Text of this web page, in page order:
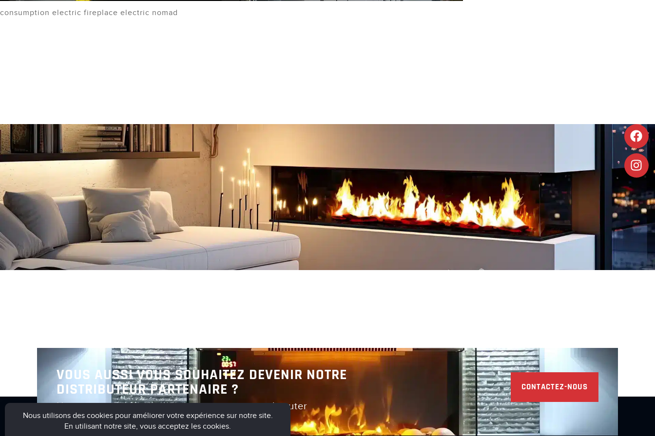
Encastrable
Découvrir
Murale
Découvrir
À poser
Découvrir
Foyer électrique
Découvrir
consumption electric fireplace electric nomad
VOUS AUSSI VOUS SOUHAITEZ DEVENIR NOTRE
DISTRIBUTEUR PARTENAIRE ?
Nous vous invitons à nous contacter pour en discuter
CONTACTEZ-NOUS